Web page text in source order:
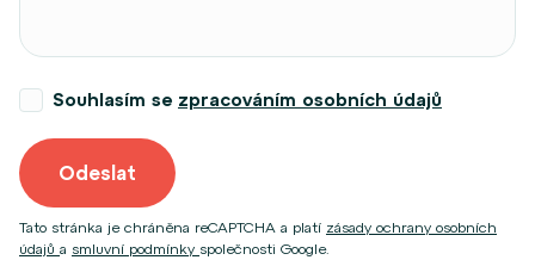
Odeslat
Souhlasím se zpracováním osobních údajů
Tato stránka je chráněna reCAPTCHA a platí zásady ochrany osobních
údajů a smluvní podmínky společnosti Google.